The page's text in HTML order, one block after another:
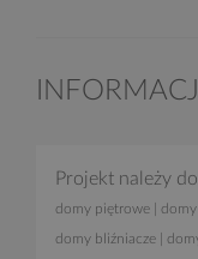
Projekt należy
domy piętrowe
domy bliźniacze